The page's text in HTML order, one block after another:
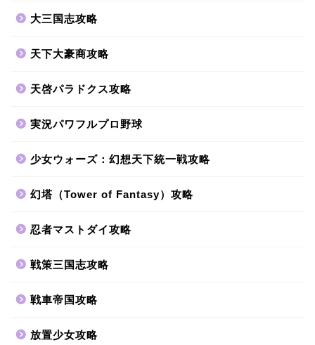
大三国志攻略
天下大豪商攻略
天啓パラドクス攻略
実況パワフルプロ野球
少女ウォーズ：幻想天下統一戦攻略
幻塔（Tower of Fantasy）攻略
忍者マストダイ攻略
戦策三国志攻略
戦車帝国攻略
放置少女攻略